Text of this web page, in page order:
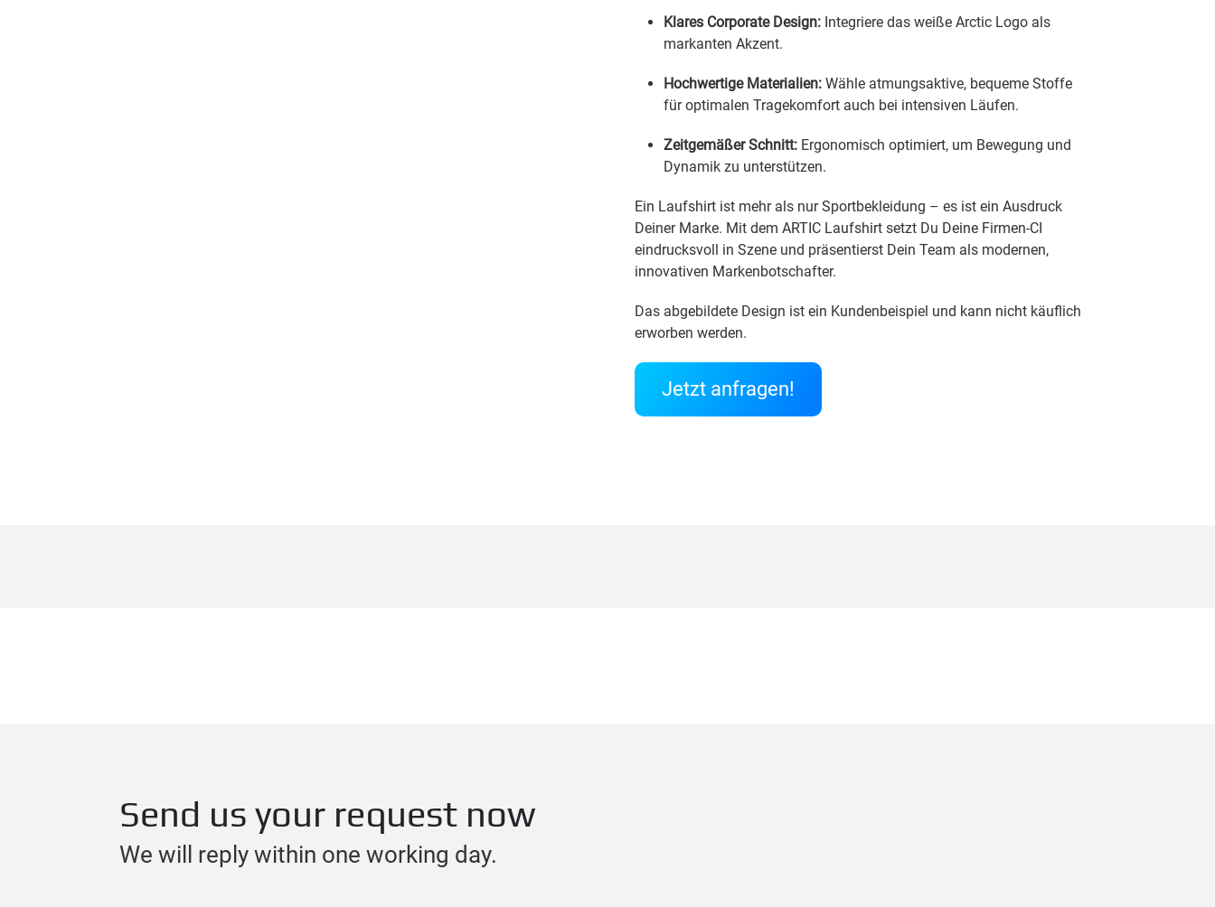
Klares Corporate Design: Integriere das weiße Arctic Logo als
markanten Akzent.
Hochwertige Materialien: Wähle atmungsaktive, bequeme Stoffe
für optimalen Tragekomfort auch bei intensiven Läufen.
Zeitgemäßer Schnitt: Ergonomisch optimiert, um Bewegung und
Dynamik zu unterstützen.
Ein Laufshirt ist mehr als nur Sportbekleidung – es ist ein Ausdruck
Deiner Marke. Mit dem ARTIC Laufshirt setzt Du Deine Firmen-CI
eindrucksvoll in Szene und präsentierst Dein Team als modernen,
innovativen Markenbotschafter.
Das abgebildete Design ist ein Kundenbeispiel und kann nicht käuflich
erworben werden.
Jetzt anfragen!
Send us your request now
We will reply within one working day.